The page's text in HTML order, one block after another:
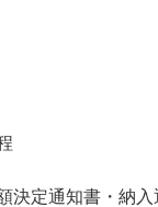
決定通知書・納